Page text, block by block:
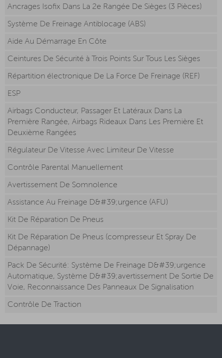
Ancrages Isofix Dans La 2e Rangée De Sièges (3 Pièces)
Système De Freinage Antiblocage (ABS)
Aide Au Démarrage En Côte
Ceintures De Sécurité à Trois Points Sur Tous Les Sièges
Répartition électronique De La Force De Freinage (REF)
ESP
Airbags Conducteur, Passager Et Latéraux Dans La
Première Rangée, Airbags Rideaux Dans Les Première Et
Deuxième Rangées
Régulateur De Vitesse Avec Limiteur De Vitesse
Contrôle Parental Manuellement
Avertissement De Somnolence
Assistance Au Freinage D&#39;urgence (AFU)
Kit De Réparation De Pneus
Kit De Réparation De Pneus (compresseur Et Spray De
Dépannage)
Pack De Sécurité: Système De Freinage D&#39;urgence
Automatique, Système D&#39;avertissement De Sortie De
Voie, Reconnaissance Des Panneaux De Signalisation
Contrôle De Traction